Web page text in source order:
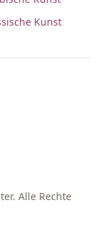
Kunst
Alle Rechte